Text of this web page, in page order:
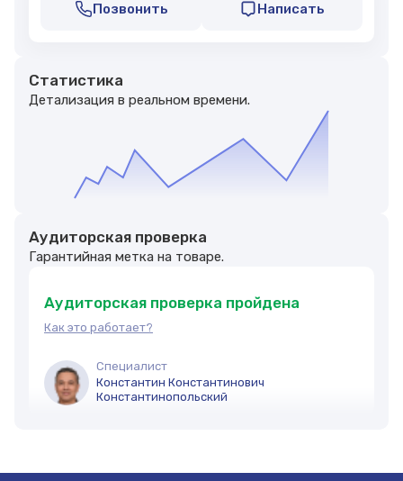
Позвонить Написать
Статистика
Детализация в реальном времени.
Аудиторская проверка
Гарантийная метка на товаре.
Аудиторская проверка пройдена
Как это работает?
Специалист
Константин Константинович
Константинопольский